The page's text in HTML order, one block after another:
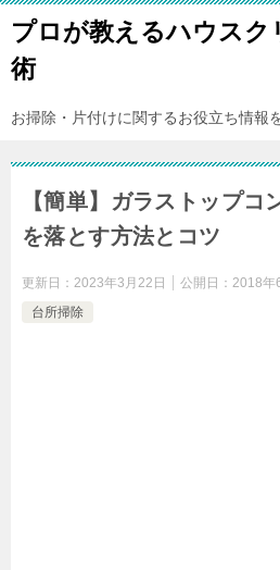
プロが教えるハウスク
術
お掃除・片付けに関するお役立ち情報
【簡単】ガラストップコ
を落とす方法とコツ
更新日： 2023年3月22日 公開日： 2018年
台所掃除